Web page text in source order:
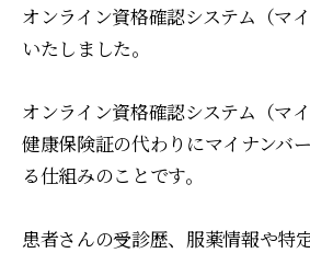
オンライン資格確認システム（マ
いたしました。
オンライン資格確認システム（マ
健康保険証の代わりにマイナンバ
る仕組みのことです。
患者さんの受診歴、服薬情報や特